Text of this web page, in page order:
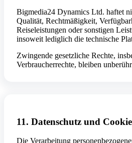
Bigmedia24 Dynamics Ltd. haftet
Qualität, Rechtmäßigkeit,
Reiseleistungen oder sonstigen
insoweit lediglich die technische
Zwingende gesetzliche Rechte,
Verbraucherrechte, bleiben
11. Datenschutz und
Die Verarbeitung